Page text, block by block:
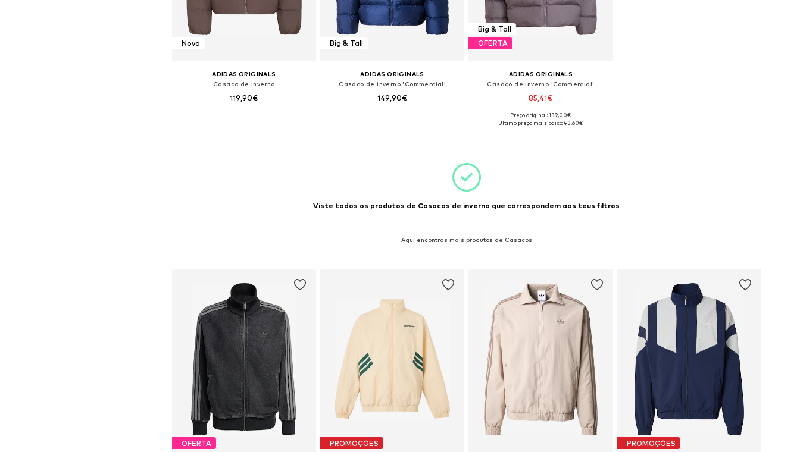
Novo
ADIDAS ORIGINALS
Casaco de inverno
119,90€
Big & Tall
ADIDAS ORIGINALS
Casaco de inverno 'Commercial'
149,90€
Big & Tall
OFERTA
ADIDAS ORIGINALS
Casaco de inverno 'Commercial'
85,41€
Tamanhos disponíveis: S
Preço original: 139,00€
Último preço mais baixo:43,60€
Viste todos os produtos de Casacos de inverno que correspondem aos teus filtros
Aqui encontras mais produtos de Casacos
OFERTA PROMOÇÕES PROMOÇÕES